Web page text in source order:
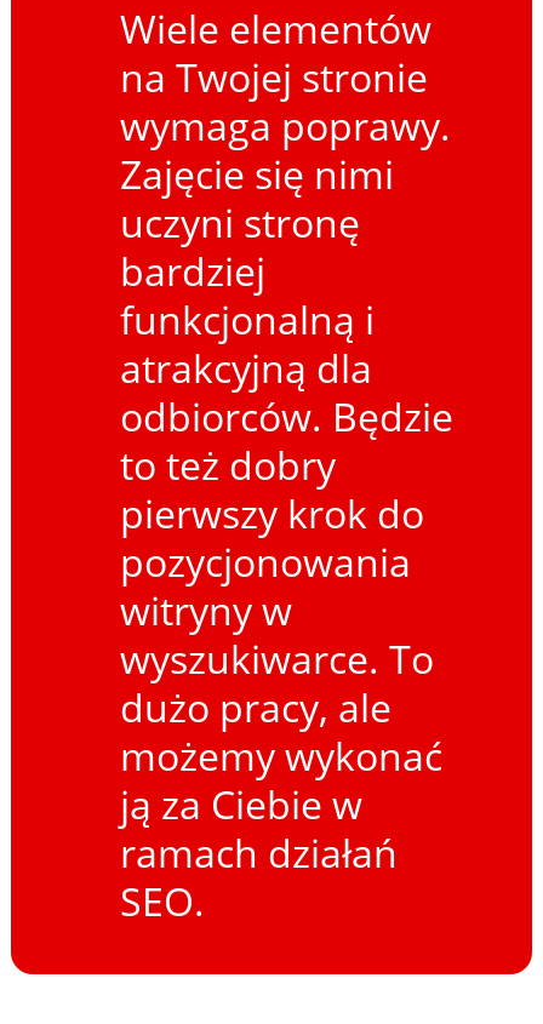
Wiele elementów
na Twojej stronie
wymaga poprawy.
Zajęcie się nimi
uczyni stronę
bardziej
funkcjonalną i
atrakcyjną dla
odbiorców. Będzie
to też dobry
pierwszy krok do
pozycjonowania
witryny w
wyszukiwarce. To
dużo pracy, ale
możemy wykonać
ją za Ciebie w
ramach działań
SEO.